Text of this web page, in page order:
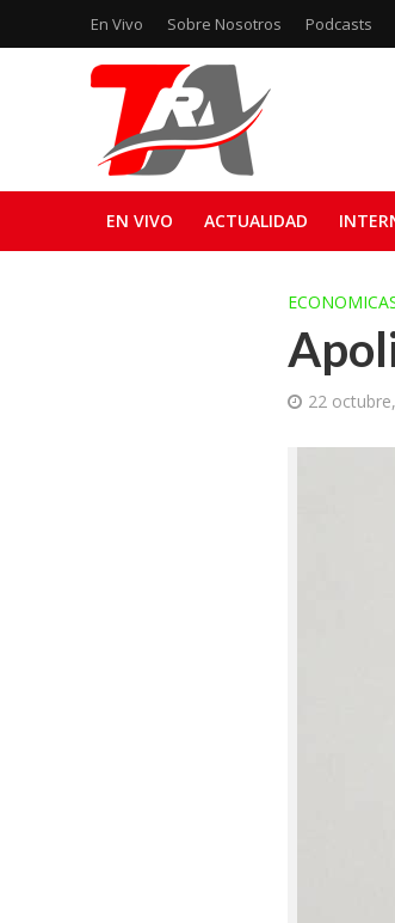
En Vivo Sobre Nosotros Podcasts
EN VIVO ACTUALIDAD
22